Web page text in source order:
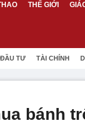
THẾ GIỚI
ĐẦU TƯ TÀI CHÍNH
bánh